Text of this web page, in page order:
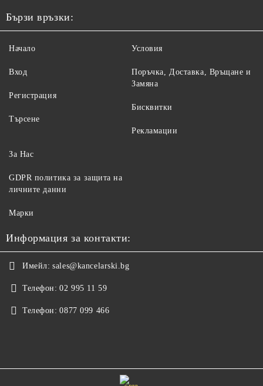
Бързи връзки:
Начало
Вход
Регистрация
Търсене
Условия
Поръчка, Доставка, Връщане и
Замяна
Бисквитки
Рекламации
За Нас
GDPR политика за защита на
личните данни
Марки
Информация за контакти:
Имейл: sales@kancelarski.bg
Телефон: 02 995 11 59
Телефон: 0877 099 466